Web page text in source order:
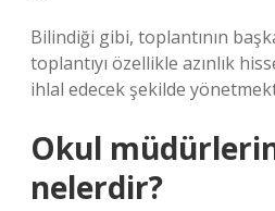
Bilindiği gibi, toplantının
toplantıyı özellikle azınlık
ihlal edecek şekilde
Okul
nelerdir?